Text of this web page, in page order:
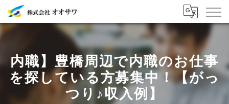
内職】豊橋周辺で内職のお仕事
を探している方募集中！【がっ
つり♪収入例】